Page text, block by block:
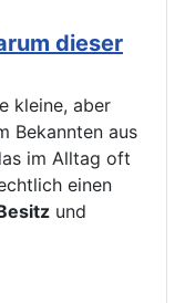
dieser
kleine, aber
Bekannten aus
im Alltag oft
einen
und